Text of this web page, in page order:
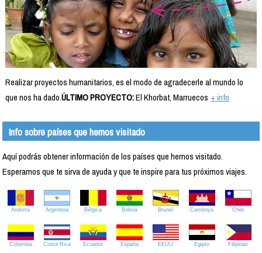
Realizar proyectos humanitarios, es el modo de agradecerle al mundo lo
que nos ha dado.ÚLTIMO PROYECTO:El Khorbat, Marruecos + info
Info sobre países que hemos visitado
Aquí podrás obtener información de los países que hemos visitado.
Esperamos que te sirva de ayuda y que te inspire para tus próximos viajes.
Andorra Argentina Bélgica Bolivia Brunei Camboya Chile
Colombia Costa Rica Ecuador España EEUU Egipto Filipinas